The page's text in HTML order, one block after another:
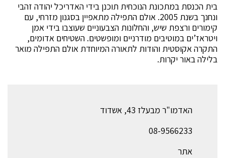
בית הכנסת במתכונת הנוכחית תוכנן בידי האדריכל יהודה זהבי
ונחנך בשנת 2005. אולם התפילה מתאפיין בסגנון מזרחי, עם
קימורים ורצפת שיש, והחלונות הצבעוניים שעוצבו בידי אמן
ויטראז’ים במוטיבים מודרניים ומופשטים. השטיחים אדומים,
התקרה אקוסטית והודות לתאורה המיוחדת אולם התפילה מואר
בלילה באור יקרות.
האדמו"ר מבעלז 43, אשדוד
08-9566233
אתר